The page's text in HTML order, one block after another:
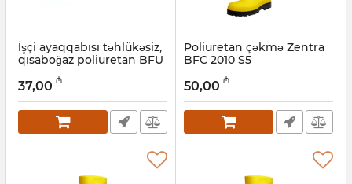
İşçi ayaqqabısı təhlükəsiz,
qısaboğaz poliuretan BFU
Artikul:
37,00 ₼
Poliuretan çəkmə Zentra
BFC 2010 S5
034001003
50,00 ₼